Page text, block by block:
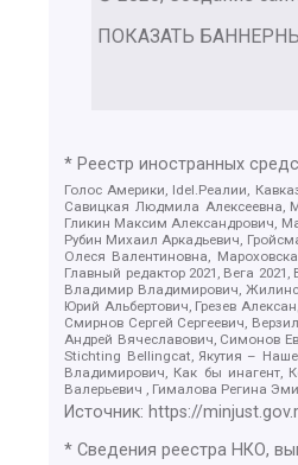
ПОКАЗАТЬ
* Реестр иностранных
Голос Америки, Idel.Реалии,
Савицкая Людмила Алексеевна,
Гликин Максим Александрович,
Рубин Михаил Аркадьевич,
Олеся Валентиновна,
Главный редактор 2021, Вега
Владимир Владимирович,
Юрий Альбертович, Грезев
Смирнов Сергей Сергеевич,
Андрей Вячеславович, Симонов
Stichting Bellingcat, Якутия –
Владимирович, Как бы инагент,
Валерьевич , Гималова Регина
Источник:https://
* Сведения реестра НКО,